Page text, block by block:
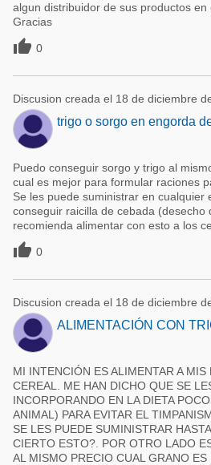
algun distribuidor de sus productos
Gracias
 0
Discusion creada el 18 de diciembre
trigo o sorgo en engorda
Puedo conseguir sorgo y trigo al
cual es mejor para formular raciones
Se les puede suministrar en cualquier
conseguir raicilla de cebada (desecho
recomienda alimentar con esto a los
 0
Discusion creada el 18 de diciembre
ALIMENTACIÓN CON
MI INTENCIÓN ES ALIMENTAR A
CEREAL. ME HAN DICHO QUE SE
INCORPORANDO EN LA DIETA
ANIMAL) PARA EVITAR EL
SE LES PUEDE SUMINISTRAR
CIERTO ESTO?. POR OTRO LADO
AL MISMO PRECIO CUAL GRANO